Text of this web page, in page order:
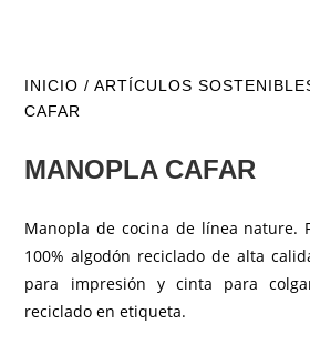
INICIO /ARTÍCULOS
CAFAR
MANOPLA CAFAR
Manopla de cocina de línea nature.
100% algodón reciclado de alta
para impresión y cinta para
reciclado en etiqueta.